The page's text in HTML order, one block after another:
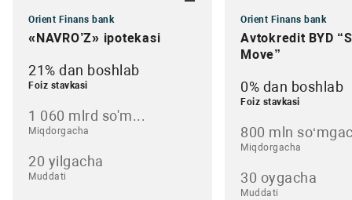
Orient Finans bank
«NAVRO’Z» ipotekasi
21% dan boshlab
Foiz stavkasi
1 060 mlrd so'm...
Miqdorgacha
20 yilgacha
Muddati
Orient Finans bank
Avtokredit BYD
Move”
0% dan boshlab
Foiz stavkasi
800 mln
Miqdorgacha
30 oygacha
Muddati